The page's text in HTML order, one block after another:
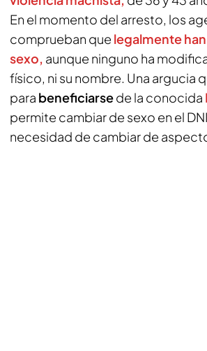
En el momento del arresto, los
comprueban que legalmente
sexo, aunque ninguno ha
físico, ni su nombre. Una argucia
para beneficiarsede la conocida
permite cambiar de sexo en el
necesidad de cambiar de